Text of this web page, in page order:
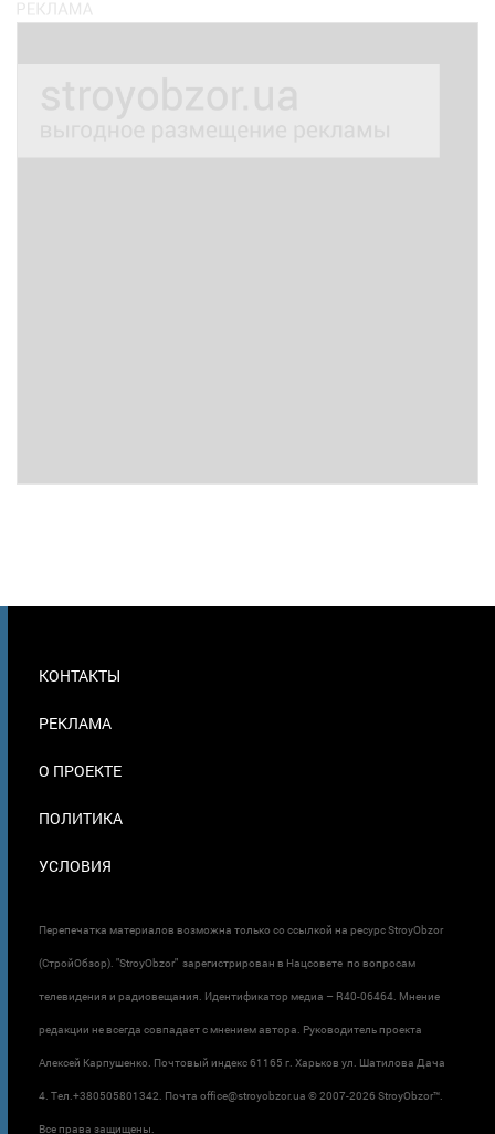
В
КОНТАКТЫ
РЕКЛАМА
О ПРОЕКТЕ
ПОЛИТИКА
УСЛОВИЯ
Перепечатка материалов возможна только со ссылкой на ресурс StroyObzor
(СтройОбзор). "StroyObzor" зарегистрирован в Нацсовете по вопросам
телевидения и радиовещания. Идентификатор медиа – R40-06464. Мнение
редакции не всегда совпадает с мнением автора. Руководитель проекта
Алексей Карпушенко. Почтовый индекс 61165 г. Харьков ул. Шатилова Дача
4. Тел.+380505801342. Почта office@stroyobzor.ua © 2007-2026 StroyObzor™.
Все права защищены.